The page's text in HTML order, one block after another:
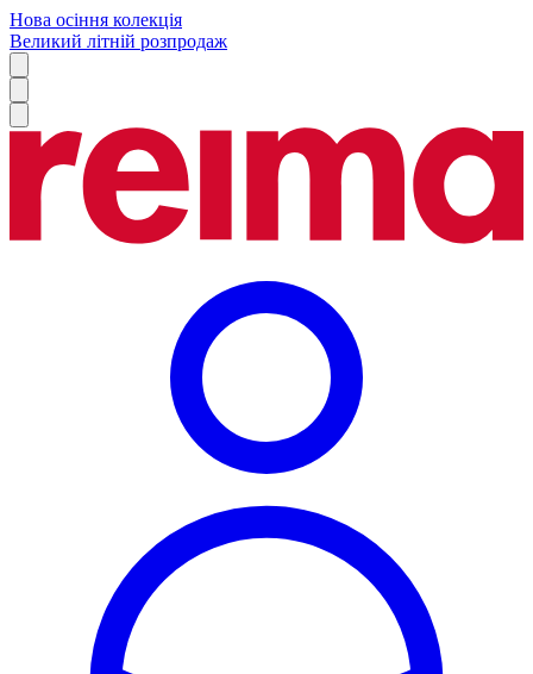
Нова осіння колекція
Великий літній розпродаж